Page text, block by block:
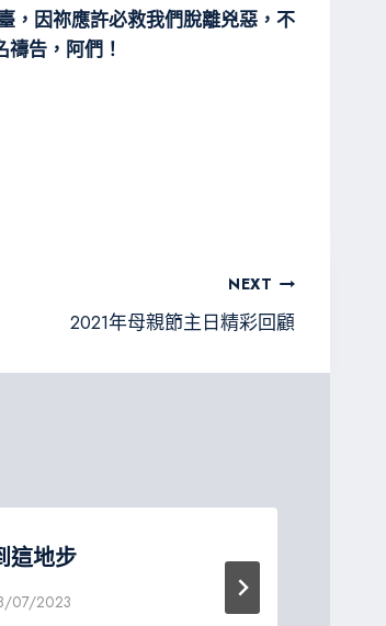
，因祢應許必救我們脫離兇惡，不
告，阿們！
NEXT
2021年母親節主日精彩回顧
這地步
07/2023